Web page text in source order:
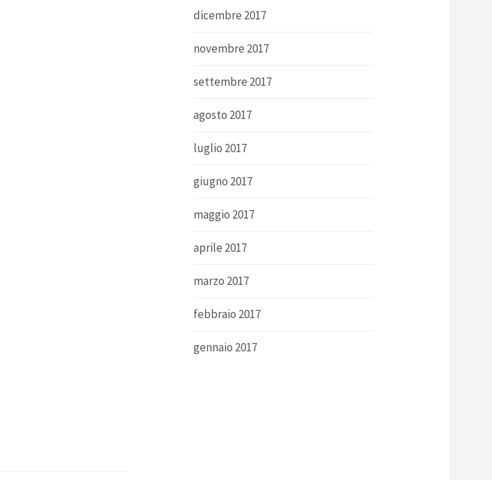
dicembre 2017
novembre 2017
settembre 2017
agosto 2017
luglio 2017
giugno 2017
maggio 2017
aprile 2017
marzo 2017
febbraio 2017
gennaio 2017